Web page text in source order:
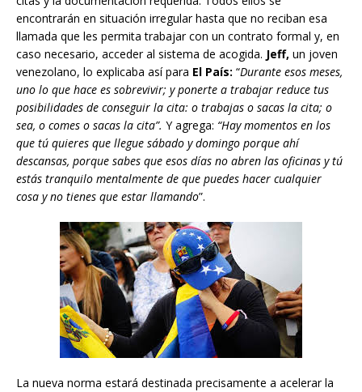
encontrarán en situación irregular hasta que no reciban esa
llamada que les permita trabajar con un contrato formal y, en
caso necesario, acceder al sistema de acogida. Jeff, un joven
venezolano, lo explicaba así para El País: “Durante esos meses,
uno lo que hace es sobrevivir; y ponerte a trabajar reduce tus
posibilidades de conseguir la cita: o trabajas o sacas la cita; o
sea, o comes o sacas la cita”. Y agrega: “Hay momentos en los
que tú quieres que llegue sábado y domingo porque ahí
descansas, porque sabes que esos días no abren las oficinas y tú
estás tranquilo mentalmente de que puedes hacer cualquier
cosa y no tienes que estar llamando”.
La nueva norma estará destinada precisamente a acelerar la